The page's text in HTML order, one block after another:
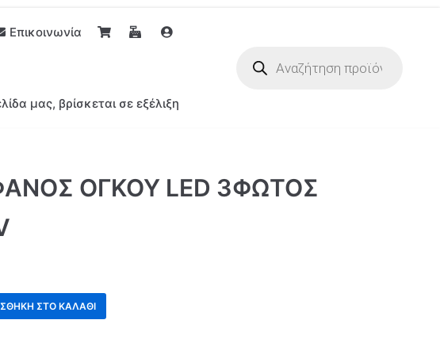
Επικοινωνία
μας, βρίσκεται σε εξέλιξη
ΟΓΚΟΥ LED 3ΦΩΤΟΣ
ΣΤΟ ΚΑΛΆΘΙ